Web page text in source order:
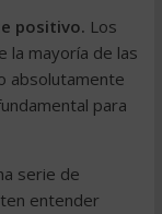
positivo. Los
la mayoría de las
absolutamente
para
serie de
entender